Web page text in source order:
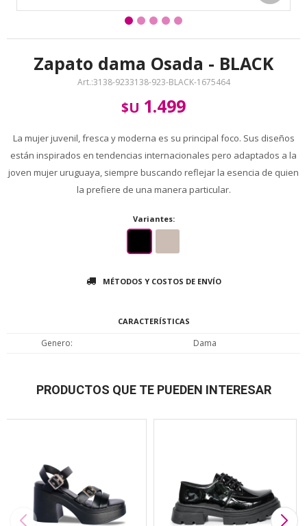
Zapato dama Osada - BLACK
3138-9233138-923-BLACK-1675464
$U 1.499
La mujer juvenil, fresca y moderna es su principal foco. Sus diseños
están inspirados en tendencias internacionales pero adaptados a la
joven mujer uruguaya, siempre buscando reflejar la esencia de quien
la prefiere de una manera particular.
Variantes:
MÉTODOS Y COSTOS DE ENVÍO
CARACTERÍSTICAS
Genero Dama
PRODUCTOS QUE TE PUEDEN INTERESAR